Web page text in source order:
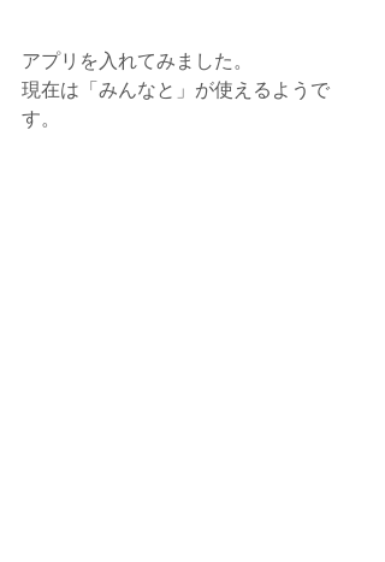
アプリを入れてみました。
現在は「みんなと」が使えるようで
す。